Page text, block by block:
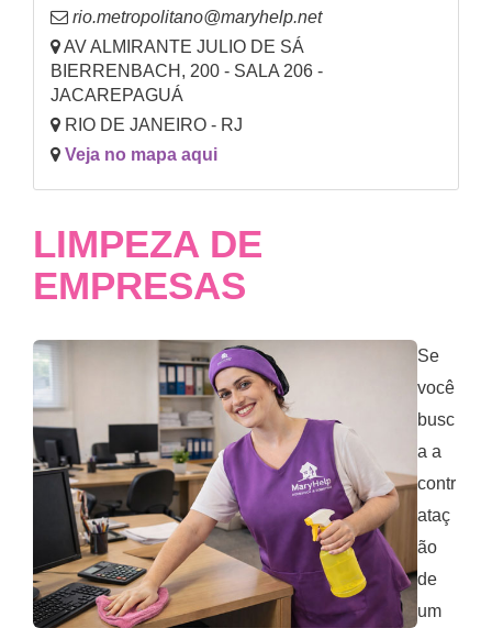
rio.metropolitano@maryhelp.net
AV ALMIRANTE JULIO DE SÁ
BIERRENBACH, 200 - SALA 206 -
JACAREPAGUÁ
RIO DE JANEIRO - RJ
Veja no mapa aqui
LIMPEZA DE
EMPRESAS
Se
você
busc
a a
contr
ataç
ão
de
um